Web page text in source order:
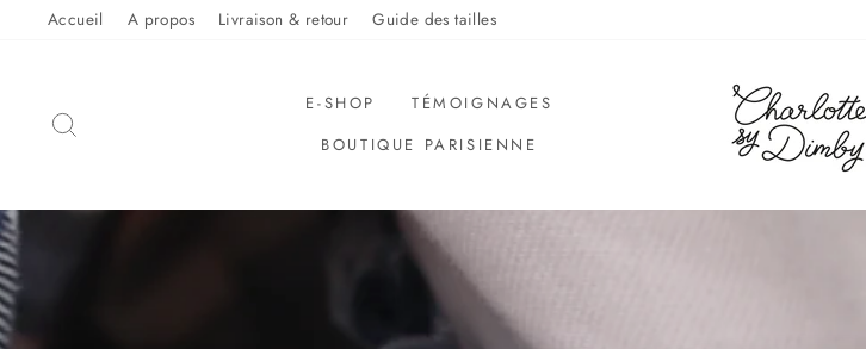
SauterAccueil A propos Livraison & retour Guide des tailles
E-SHOP
TÉMOIGNAGES
BOUTIQUE PARISIENNE